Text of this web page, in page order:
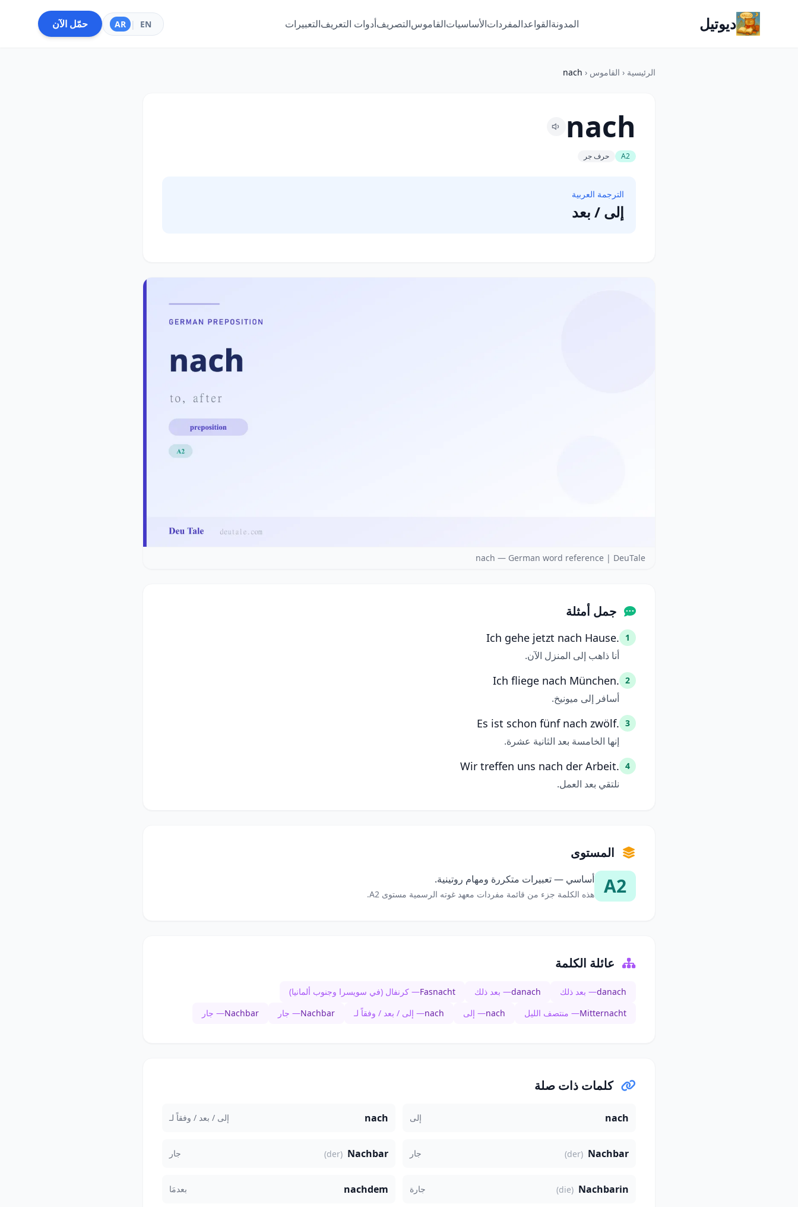
ديوتيل المدونةالقواعدالمفرداتالأساسياتالقاموسالتصريفأدوات التعريفالتعبيرات EN
|
AR حمّل الآن
الرئيسية ‹ القاموس ‹
nach
nach
A2 حرف جر
الترجمة العربية
إلى / بعد
nach — German word reference | DeuTale
جمل أمثلة
1
Ich gehe jetzt nach Hause.
أنا ذاهب إلى المنزل الآن.
2
Ich fliege nach München.
أسافر إلى ميونيخ.
3
Es ist schon fünf nach zwölf.
إنها الخامسة بعد الثانية عشرة.
4
Wir treffen uns nach der Arbeit.
نلتقي بعد العمل.
المستوى
A2 أساسي — تعبيرات متكررة ومهام روتينية.
هذه الكلمة جزء من قائمة مفردات معهد غوته الرسمية مستوى A2.
عائلة الكلمة
danach— بعد ذلك danach— بعد ذلك Fasnacht— كرنفال (في سويسرا وجنوب ألمانيا)
Mitternacht— منتصف الليل nach— إلى nach— إلى / بعد / وفقاً لـ Nachbar— جار Nachbar— جار
كلمات ذات صلة
nach إلى nach إلى / بعد / وفقاً لـ
Nachbar
(der) جار Nachbar
(der) جار
Nachbarin
(die) جارة nachdem بعدمَا